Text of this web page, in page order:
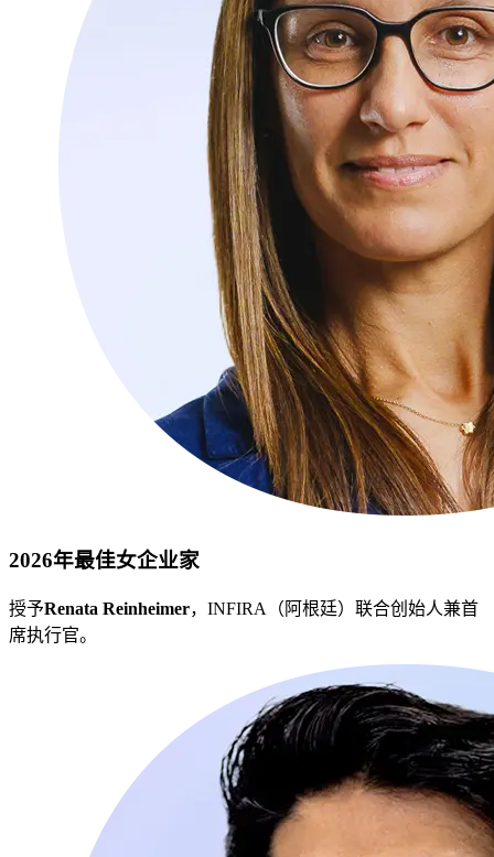
2026年最佳女企业家
授予Renata Reinheimer，INFIRA（阿根廷）联合创始人兼首
席执行官。